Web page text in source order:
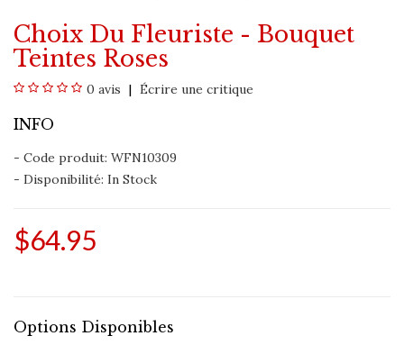
Choix Du Fleuriste - Bouquet
Teintes Roses
0 avis Écrire une critique
INFO
- Code produit: WFN10309
- Disponibilité: In Stock
$64.95
Options Disponibles